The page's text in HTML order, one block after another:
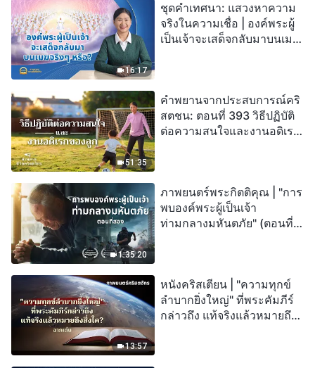
16:17
ชุดคำเทศนา: แสวงหาความ
จริงในความเชื่อ | องค์พระผู้
เป็นเจ้าจะเสด็จกลับมาบนเมฆ
51:35
คำพยานจากประสบการณ์คริ
สตชน: ตอนที่ 393 วิธีปฏิบัติ
ต่อความสนใจและงานอดิเรก
1:35:20
ภาพยนตร์พระกิตติคุณ | "การ
พบองค์พระผู้เป็นเจ้า
ท่ามกลางมหันตภัย" (ตอนที่
13:57
หนังคริสเตียน | "ความทุกข์
ลำบากยิ่งใหญ่" ที่พระคัมภีร์
กล่าวถึง แท้จริงแล้วหมายถึง